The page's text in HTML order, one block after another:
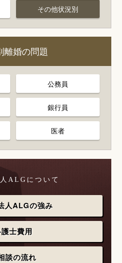
その他状況別
離婚の問題
公務員
銀行員
医者
ALGについて
人ALGの強み
士費用
談の流れ